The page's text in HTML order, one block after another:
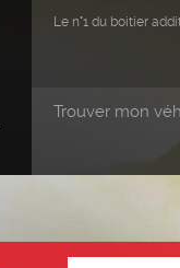
Trouver mon
Le n°1 du boitier